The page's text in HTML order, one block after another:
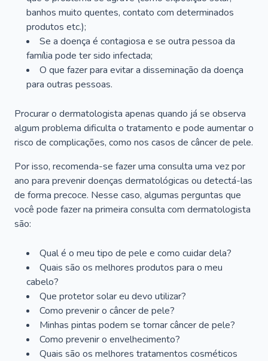
banhos muito quentes, contato com determinados
produtos etc.);
Se a doença é contagiosa e se outra pessoa da
família pode ter sido infectada;
O que fazer para evitar a disseminação da doença
para outras pessoas.
Procurar o dermatologista apenas quando já se observa
algum problema dificulta o tratamento e pode aumentar o
risco de complicações, como nos casos de câncer de pele.
Por isso, recomenda-se fazer uma consulta uma vez por
ano para prevenir doenças dermatológicas ou detectá-las
de forma precoce. Nesse caso, algumas perguntas que
você pode fazer na primeira consulta com dermatologista
são:
Qual é o meu tipo de pele e como cuidar dela?
Quais são os melhores produtos para o meu
cabelo?
Que protetor solar eu devo utilizar?
Como prevenir o câncer de pele?
Minhas pintas podem se tornar câncer de pele?
Como prevenir o envelhecimento?
Quais são os melhores tratamentos cosméticos